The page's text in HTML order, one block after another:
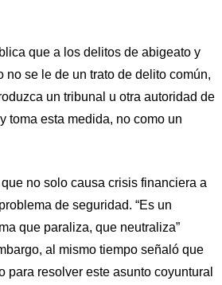
que a los delitos de abigeato y
se le de un trato de delito común,
un tribunal u otra autoridad de
toma esta medida, no como un
no solo causa crisis financiera a
de seguridad. “Es un
que paraliza, que neutraliza”
al mismo tiempo señaló que
resolver este asunto coyuntural